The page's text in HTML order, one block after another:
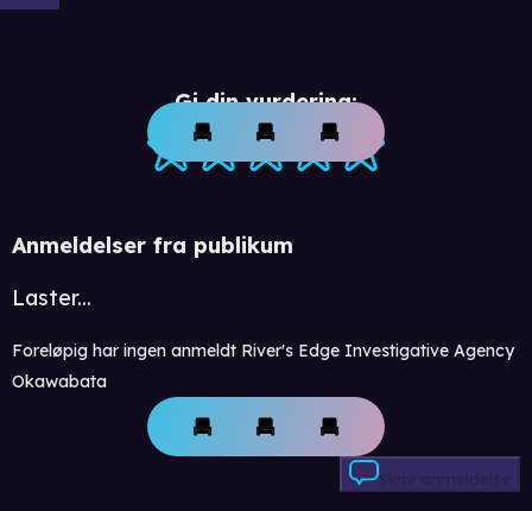
Gi din vurdering:
Anmeldelser fra publikum
Laster...
Foreløpig har ingen anmeldt River's Edge Investigative Agency
Okawabata
Skriv anmeldelse